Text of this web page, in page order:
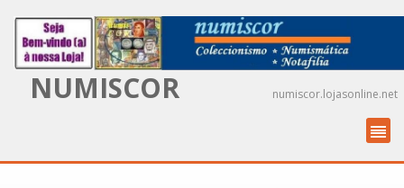
NUMISCOR numiscor.lojasonline.net